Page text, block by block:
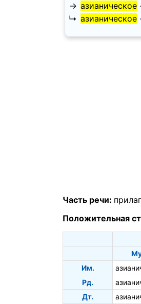
→ азианическое
↳ азианическое
Часть речи:
Положительная
Им.
Рд.
Дт.